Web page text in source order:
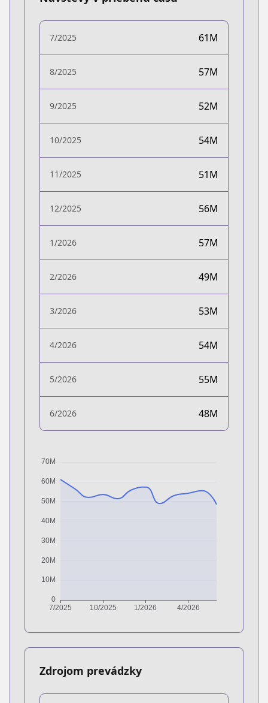
7/2025 61M
8/2025 57M
9/2025 52M
10/2025 54M
11/2025 51M
12/2025 56M
1/2026 57M
2/2026 49M
3/2026 53M
4/2026 54M
5/2026 55M
6/2026 48M
Zdrojom prevádzky